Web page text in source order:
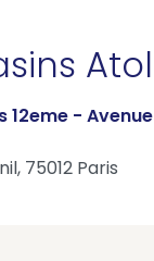
Atol
12eme - Avenue
75012 Paris